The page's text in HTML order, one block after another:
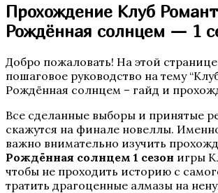
Там, Где Любовь Горит Вечно
Te Amo. Том 1: Залив надежды
Прохождение Клуб
Рождённая солнцем — 1
Добро пожаловать! На этой
пошаговое руководство на тему
Рождённая солнцем – гайд и
Все сделанные выборы и принятые
скажутся на финале новеллы.
важно внимательно изучить
Рождённая солнцем 1 сезон игры
чтобы не проходить историю с
тратить драгоценные алмазы на